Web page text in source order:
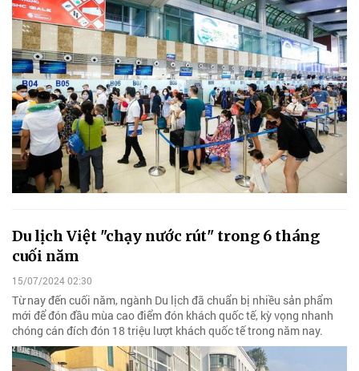
Du lịch Việt "chạy nước rút" trong 6 tháng
cuối năm
15/07/2024 02:30
Từ nay đến cuối năm, ngành Du lịch đã chuẩn bị nhiều sản phẩm
mới để đón đầu mùa cao điểm đón khách quốc tế, kỳ vọng nhanh
chóng cán đích đón 18 triệu lượt khách quốc tế trong năm nay.